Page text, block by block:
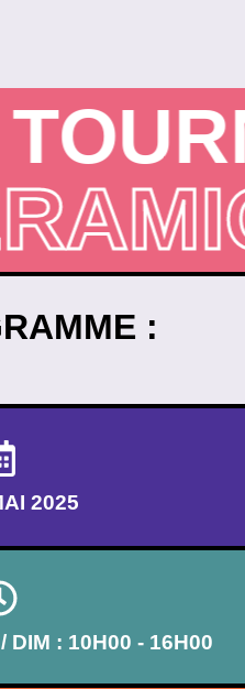
:
2025
DIM : 10H00 - 16H00